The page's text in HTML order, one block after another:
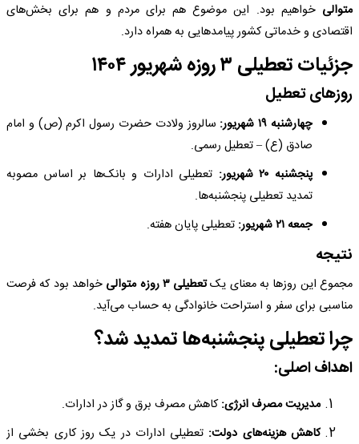
متوالی خواهیم بود. این موضوع هم برای مردم و هم برای بخش‌های
اقتصادی و خدماتی کشور پیامدهایی به همراه دارد.
جزئیات تعطیلی ۳ روزه شهریور ۱۴۰۴
روزهای تعطیل
چهارشنبه ۱۹ شهریور:
سالروز ولادت حضرت رسول اکرم (ص) و امام
صادق (ع) – تعطیل رسمی.
پنجشنبه ۲۰ شهریور:
تعطیلی ادارات و بانک‌ها بر اساس مصوبه
تمدید تعطیلی پنجشنبه‌ها.
جمعه ۲۱ شهریور:
تعطیلی پایان هفته.
نتیجه
مجموع این روزها به معنای یکتعطیلی ۳ روزه متوالی
خواهد بود که فرصت
مناسبی برای سفر و استراحت خانوادگی به حساب می‌آید.
چرا تعطیلی پنجشنبه‌ها تمدید شد؟
اهداف اصلی:
مدیریت مصرف انرژی:کاهش مصرف برق و گاز در ادارات.
کاهش هزینه‌های دولت: تعطیلی ادارات در یک روز کاری بخشی از